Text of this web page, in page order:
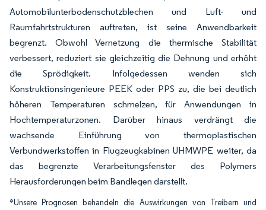
Automobilunterbodenschutzblechen und Luft- und
Raumfahrtstrukturen auftreten, ist seine Anwendbarkeit
begrenzt. Obwohl Vernetzung die thermische Stabilität
verbessert, reduziert sie gleichzeitig die Dehnung und erhöht
die Sprödigkeit. Infolgedessen wenden sich
Konstruktionsingenieure PEEK oder PPS zu, die bei deutlich
höheren Temperaturen schmelzen, für Anwendungen in
Hochtemperaturzonen. Darüber hinaus verdrängt die
wachsende Einführung von thermoplastischen
Verbundwerkstoffen in Flugzeugkabinen UHMWPE weiter, da
das begrenzte Verarbeitungsfenster des Polymers
Herausforderungen beim Bandlegen darstellt.
*Unsere Prognosen behandeln die Auswirkungen von Treibern und